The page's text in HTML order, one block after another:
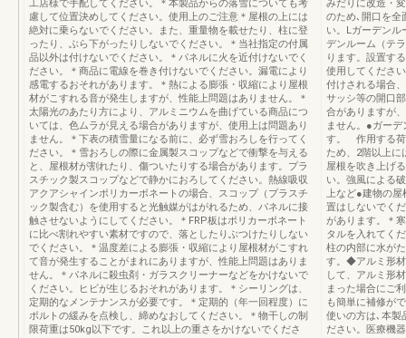
工店様で手配してください。＊本製品からの落雪についても考
慮して位置決めしてください。使用上のご注意＊屋根の上には
絶対に乗らないでください。また、重量物を載せたり、柱に登
ったり、ぶら下がったりしないでください。＊当社指定の付属
品以外は付けないでください。＊パネルに火を近付けないでく
ださい。＊商品に電線を巻き付けないでください。漏電により
感電するおそれがあります。＊熱による膨張・収縮により屋根
材がこすれる音が発生しますが、性能上問題はありません。＊
太陽光のあたり方により、アルミニウムを曲げている商品につ
いては、色ムラが見える場合がありますが、使用上は問題あり
ません。＊下表の積雪量になる前に、必ず雪おろしを行ってく
ださい。＊雪おろしの際に金属製スコップなどで衝撃を与える
と、屋根材が割れたり、傷ついたりする場合があります。プラ
スチック製スコップなどで静かにおろしてください。熱線吸収
アクアシャインポリカーボネートの場合、スコップ（プラスチ
ック製含む）を使用すると光触媒がはがれるため、パネルに接
触させないようにしてください。＊FRP板はポリカーボネート
に比べ割れやすい素材ですので、落としたりぶつけたりしない
でください。＊温度差による膨張・収縮により屋根材がこすれ
て音が発生することがまれにありますが、性能上問題はありま
せん。＊パネルに殺虫剤・ガラスクリーナーなどをかけないで
ください。ヒビが生じるおそれがあります。＊シーリングは、
定期的なメンテナンスが必要です。＊定期的（年一回程度）に
ボルトの緩みを点検し、締めなおしてください。＊物干しの制
限荷重は50kg以下です。これ以上の重さをかけないでくださ
みだりに改造・
のため､開口を全
い。Lガーデンル
デンルーム（テ
ります。設置す
使用してくださ
付けされる場合
サッシ等の開口
合がありますが
ません。●ガー
す。 作用する荷
ため、2階以上に
屋根を吹き上げ
い。強風による
上など●建物の屋
置はしないでく
があります。＊
タルを入れてく
柱の内部に水が
す。◆アルミ形
して、アルミ形
まった場合にご
も簡単に補修が
使いの方は､本製
ださい。医療機